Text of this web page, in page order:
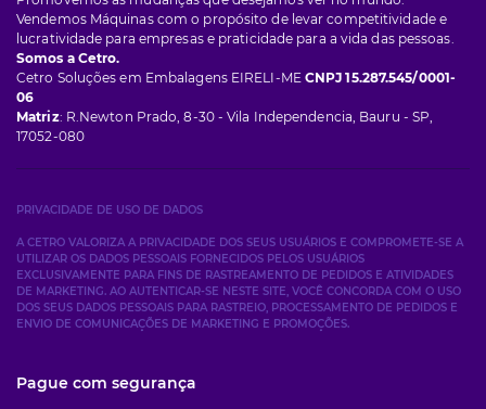
Vendemos Máquinas com o propósito de levar competitividade e
lucratividade para empresas e praticidade para a vida das pessoas.
Somos a Cetro.
Cetro Soluções em Embalagens EIRELI-ME CNPJ 15.287.545/0001-
06
Matriz: R.Newton Prado, 8-30 - Vila Independencia, Bauru - SP,
17052-080
PRIVACIDADE DE USO DE DADOS
A CETRO VALORIZA A PRIVACIDADE DOS SEUS USUÁRIOS E COMPROMETE-SE A
UTILIZAR OS DADOS PESSOAIS FORNECIDOS PELOS USUÁRIOS
EXCLUSIVAMENTE PARA FINS DE RASTREAMENTO DE PEDIDOS E ATIVIDADES
DE MARKETING. AO AUTENTICAR-SE NESTE SITE, VOCÊ CONCORDA COM O USO
DOS SEUS DADOS PESSOAIS PARA RASTREIO, PROCESSAMENTO DE PEDIDOS E
ENVIO DE COMUNICAÇÕES DE MARKETING E PROMOÇÕES.
Pague com segurança